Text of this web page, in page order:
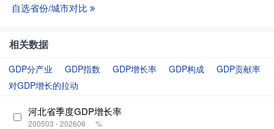
自选省份/城市对比
相关数据
GDP分产业 GDP指数 GDP增长率 GDP构成
GDP贡献率
对GDP增长的拉动
河北省季度GDP增长率
200503 - 202606 %